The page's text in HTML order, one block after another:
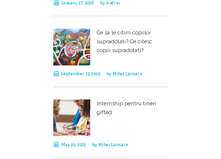
January 27, 2026 byAndrei
Ce sa le citim copiilor
supradotati? Ce citesc
copiii supradotati?
September 29, 2025 by Mihai Lansare
Internship pentru tineri
gifted
May 20, 2025 by Mihai Lansare